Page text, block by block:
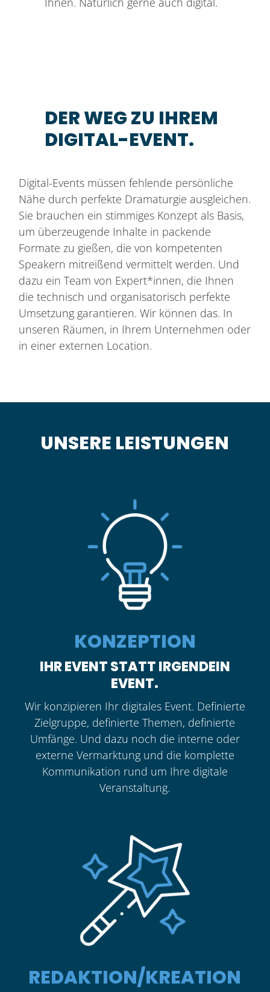
DER WEG ZU IHREM
DIGITAL-EVENT.
Digital-Events müssen fehlende persönliche
Nähe durch perfekte Dramaturgie ausgleichen.
Sie brauchen ein stimmiges Konzept als Basis,
um überzeugende Inhalte in packende
Formate zu gießen, die von kompetenten
Speakern mitreißend vermittelt werden. Und
dazu ein Team von Expert*innen, die Ihnen
die technisch und organisatorisch perfekte
Umsetzung garantieren. Wir können das. In
unseren Räumen, in Ihrem Unternehmen oder
in einer externen Location.
UNSERE LEISTUNGEN
KONZEPTION
IHR EVENT STATT IRGENDEIN
EVENT.
Wir konzipieren Ihr digitales Event. Definierte
Zielgruppe, definierte Themen, definierte
Umfänge. Und dazu noch die interne oder
externe Vermarktung und die komplette
Kommunikation rund um Ihre digitale
Veranstaltung.
REDAKTION/KREATION